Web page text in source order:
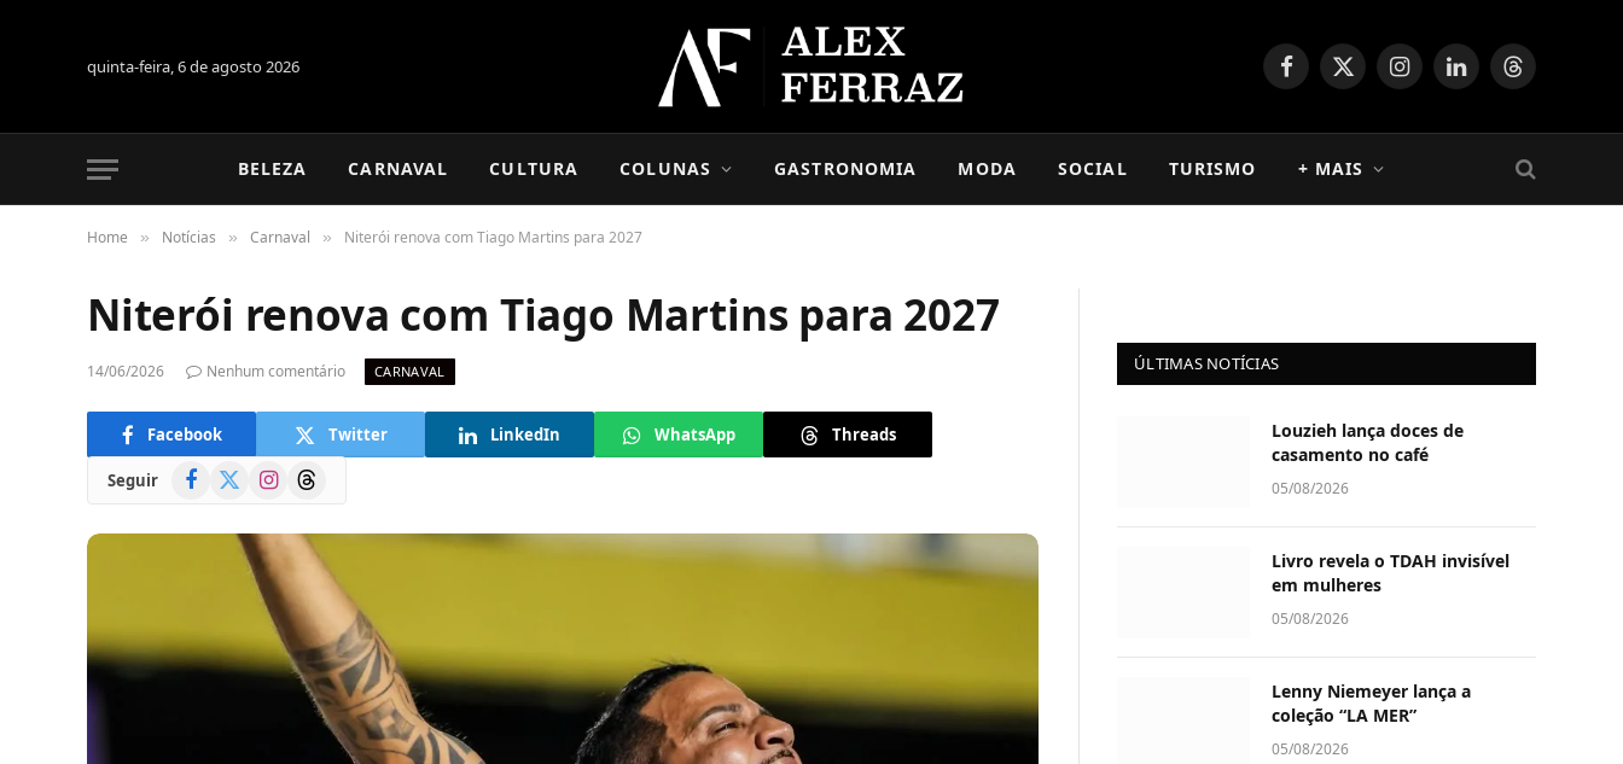
quinta-feira, 6 de agosto 2026 Facebook
X
InstagramLinkedInThreads
BELEZA CARNAVAL CULTURA COLUNAS GASTRONOMIA MODA SOCIAL TURISMO + MAIS
Home » Notícias » Carnaval » Niterói renova com Tiago Martins para 2027
Niterói renova com Tiago Martins para 2027
14/06/2026 Nenhum comentário CARNAVAL
Facebook Twitter LinkedIn WhatsApp Threads
Seguir Facebook
(Twitter)
InstagramThreads
ÚLTIMAS NOTÍCIAS
Louzieh lança doces de
casamento no café
05/08/2026
Livro revela o TDAH invisível
em mulheres
05/08/2026
Lenny Niemeyer lança a
coleção “LA MER”
05/08/2026